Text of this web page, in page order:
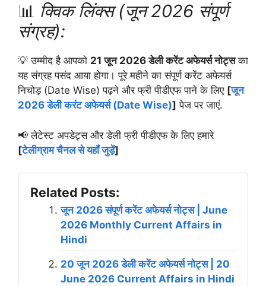
📊 क्विक लिंक्स (जून 2026 संपूर्ण
संग्रह):
💡 उम्मीद है आपको 21 जून 2026 डेली करेंट अफेयर्स नोट्सका
यह संग्रह पसंद आया होगा। पूरे महीने का संपूर्ण करेंट अफेयर्स
निचोड़ (Date Wise) पढ़ने और फ्री पीडीएफ पाने के लिए [जून
2026 डेली करंट अफेयर्स (Date Wise)] पेज पर जाएं.
📢 लेटेस्ट अपडेट्स और डेली फ्री पीडीएफ के लिए हमारे
[टेलीग्राम चैनल से यहाँ जुड़ें]
Related Posts:
जून 2026 संपूर्ण करेंट अफेयर्स नोट्स | June
2026 Monthly Current Affairs in
Hindi
20 जून 2026 डेली करेंट अफेयर्स नोट्स | 20
June 2026 Current Affairs in Hindi